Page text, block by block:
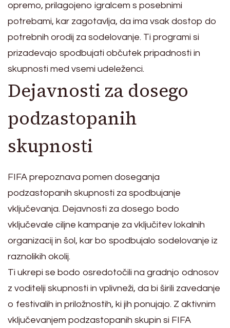
opremo, prilagojeno igralcem s posebnimi
potrebami, kar zagotavlja, da ima vsak dostop do
potrebnih orodij za sodelovanje. Ti programi si
prizadevajo spodbujati občutek pripadnosti in
skupnosti med vsemi udeleženci.
Dejavnosti za dosego
podzastopanih
skupnosti
FIFA prepoznava pomen doseganja
podzastopanih skupnosti za spodbujanje
vključevanja. Dejavnosti za dosego bodo
vključevale ciljne kampanje za vključitev lokalnih
organizacij in šol, kar bo spodbujalo sodelovanje iz
raznolikih okolij.
Ti ukrepi se bodo osredotočili na gradnjo odnosov
z voditelji skupnosti in vplivneži, da bi širili zavedanje
o festivalih in priložnostih, ki jih ponujajo. Z aktivnim
vključevanjem podzastopanih skupin si FIFA